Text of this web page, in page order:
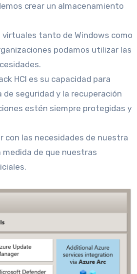
crear un almacenamiento
virtuales tanto de Windows como
podamos utilizar las
HCI es su capacidad para
seguridad y la recuperación
estén siempre protegidas y
con las necesidades de nuestra
medida de que nuestras